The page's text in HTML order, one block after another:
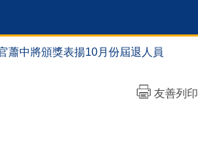
蕭中將頒獎表揚10月份屆退人員
友善列印